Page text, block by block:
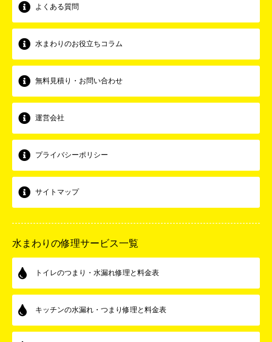
よくある質問
水まわりのお役立ちコラム
無料見積り・お問い合わせ
運営会社
プライバシーポリシー
サイトマップ
水まわりの修理サービス一覧
トイレのつまり・水漏れ修理と料金表
キッチンの水漏れ・つまり修理と料金表